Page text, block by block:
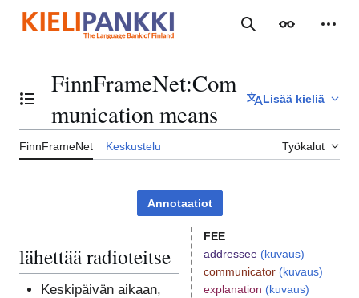
sisältöön
Haku Ulkoasu
Vaihda sisällysluettelo
FinnFrameNet:Com
munication means
Lisää kieliä
FinnFrameNet Keskustelu Työkalut
Annotaatiot
lähettää radioteitse
Keskipäivän aikaan,
FEE
addressee (kuvaus)
communicator (kuvaus)
explanation (kuvaus)